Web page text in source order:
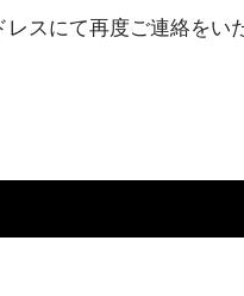
スにて再度ご連絡をい